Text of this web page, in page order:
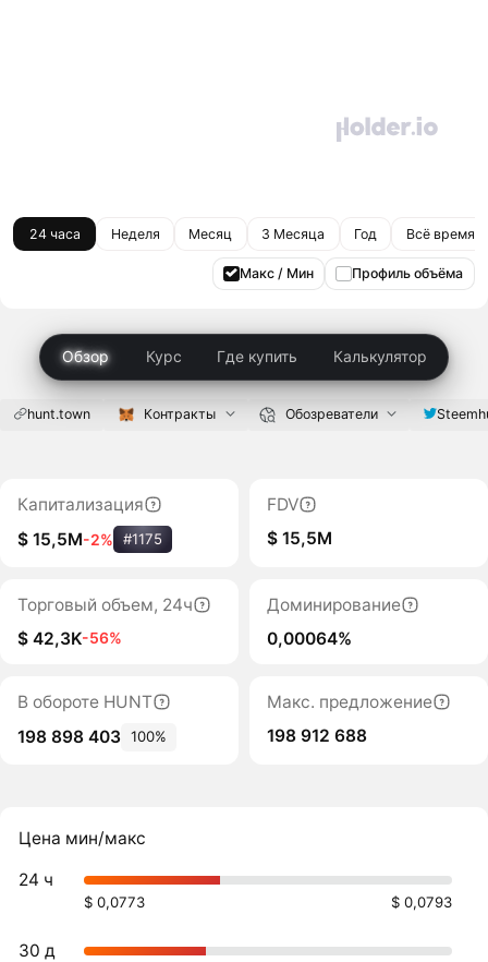
24 часа Неделя Месяц 3 Месяца Год Всё время
Макс / Мин Профиль объёма
Обзор Курс Где купить Калькулятор
hunt.town Контракты Обозреватели
Капитализация
$ 15,5M-2% #1175
FDV
$ 15,5M
Торговый объем, 24ч
$ 42,3K-56%
Доминирование
0,00064%
В обороте HUNT
198 898 403 100%
Макс. предложение
198 912 688
Цена мин/макс
24 ч
$ 0,0773 $ 0,0793
30 д